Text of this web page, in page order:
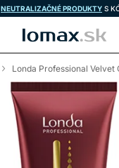
NEUTRALIZAČNÉ PRODUKTY S
LOMAX
Londa Professional